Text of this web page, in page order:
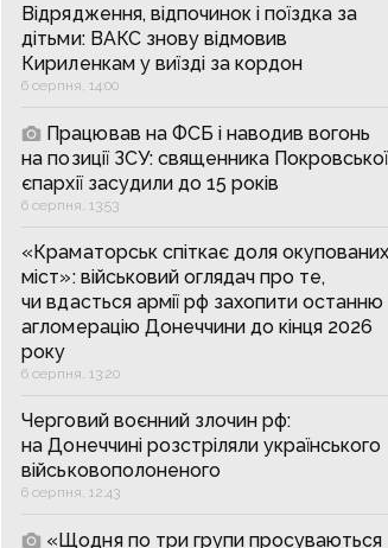
Відрядження, відпочинок і поїздка за
дітьми: ВАКС знову відмовив
Кириленкам у виїзді за кордон
6 серпня, 14:00
Працював на ФСБ і наводив вогонь
на позиції ЗСУ: священника Покровської
єпархії засудили до 15 років
6 серпня, 13:53
«Краматорськ спіткає доля окупованих
міст»: військовий оглядач про те,
чи вдасться армії рф захопити останню
агломерацію Донеччини до кінця 2026
року
6 серпня, 13:20
Черговий воєнний злочин рф:
на Донеччині розстріляли українського
військовополоненого
6 серпня, 12:43
«Щодня по три групи просуваються